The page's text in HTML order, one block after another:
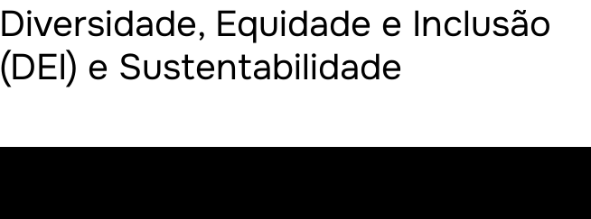
Diversidade, Equidade e Inclusão
(DEI) e Sustentabilidade